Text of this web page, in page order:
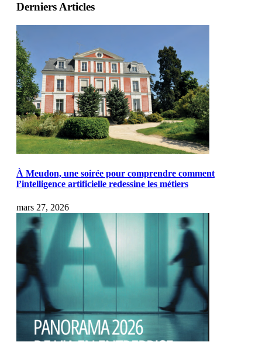
Derniers Articles
À Meudon, une soirée pour comprendre comment
l’intelligence artificielle redessine les métiers
mars 27, 2026